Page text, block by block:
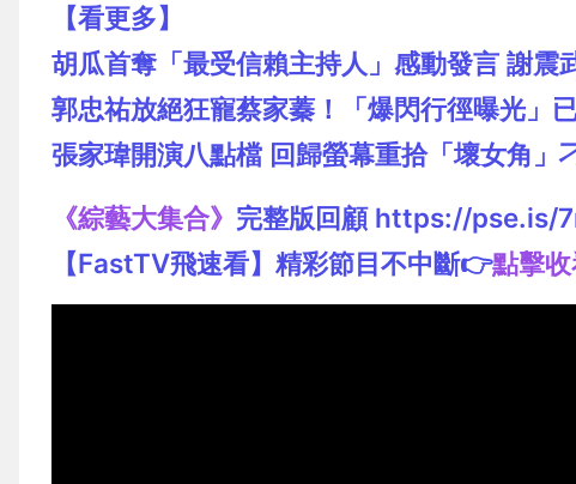
【看更多】
胡瓜首奪「最受信賴主持人」感動發言 謝震
郭忠祐放絕狂寵蔡家蓁！「爆閃行徑曝光」
張家瑋開演八點檔 回歸螢幕重拾「壞女角」
《綜藝大集合》 完整版回顧 https://pse.is/
【FastTV飛速看】精彩節目不中斷👉點擊